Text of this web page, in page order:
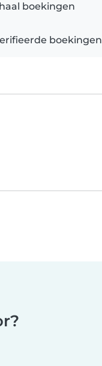
boekingen
boekingen